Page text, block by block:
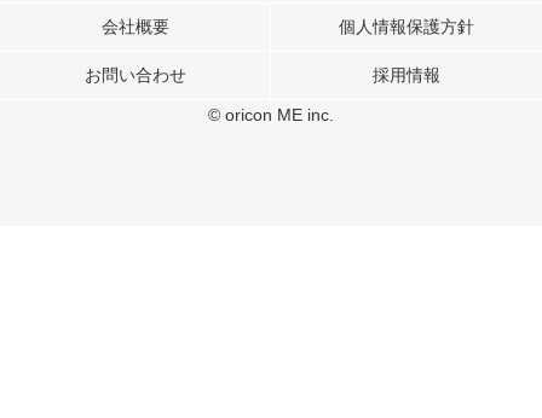
行っています。
メディアや広告配信、データ解析の各パートナーに提供しています。
会社概要 個人情報保護方針
お問い合わせ 採用情報
© oricon ME inc.